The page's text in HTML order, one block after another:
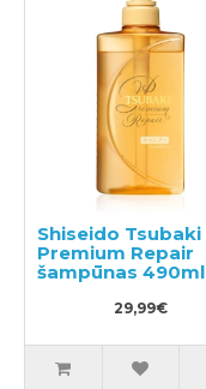
Shiseido Tsubaki
Premium Repair
šampūnas 490ml
29,99€